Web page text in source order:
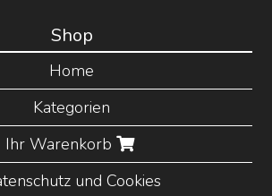
Shop
Home
Kategorien
Ihr Warenkorb
und Cookies